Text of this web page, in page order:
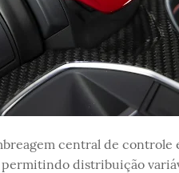
central de
distribuição